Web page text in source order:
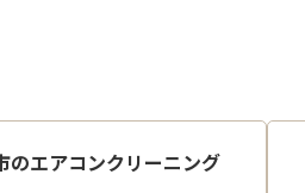
のエアコンクリーニング